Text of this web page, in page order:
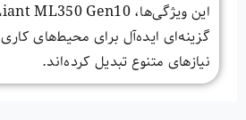
گزینه‌ای ایده‌آل برای محیط‌های
نیازهای متنوع تبدیل کرده‌اند.